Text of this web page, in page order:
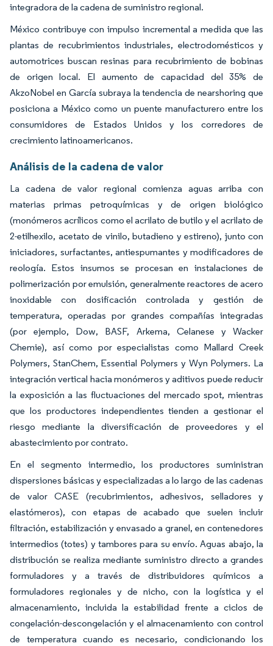
integradora de la cadena de suministro regional.
México contribuye con impulso incremental a medida que las
plantas de recubrimientos industriales, electrodomésticos y
automotrices buscan resinas para recubrimiento de bobinas
de origen local. El aumento de capacidad del 35% de
AkzoNobel en García subraya la tendencia de nearshoring que
posiciona a México como un puente manufacturero entre los
consumidores de Estados Unidos y los corredores de
crecimiento latinoamericanos.
Análisis de la cadena de valor
La cadena de valor regional comienza aguas arriba con
materias primas petroquímicas y de origen biológico
(monómeros acrílicos como el acrilato de butilo y el acrilato de
2-etilhexilo, acetato de vinilo, butadieno y estireno), junto con
iniciadores, surfactantes, antiespumantes y modificadores de
reología. Estos insumos se procesan en instalaciones de
polimerización por emulsión, generalmente reactores de acero
inoxidable con dosificación controlada y gestión de
temperatura, operadas por grandes compañías integradas
(por ejemplo, Dow, BASF, Arkema, Celanese y Wacker
Chemie), así como por especialistas como Mallard Creek
Polymers, StanChem, Essential Polymers y Wyn Polymers. La
integración vertical hacia monómeros y aditivos puede reducir
la exposición a las fluctuaciones del mercado spot, mientras
que los productores independientes tienden a gestionar el
riesgo mediante la diversificación de proveedores y el
abastecimiento por contrato.
En el segmento intermedio, los productores suministran
dispersiones básicas y especializadas a lo largo de las cadenas
de valor CASE (recubrimientos, adhesivos, selladores y
elastómeros), con etapas de acabado que suelen incluir
filtración, estabilización y envasado a granel, en contenedores
intermedios (totes) y tambores para su envío. Aguas abajo, la
distribución se realiza mediante suministro directo a grandes
formuladores y a través de distribuidores químicos a
formuladores regionales y de nicho, con la logística y el
almacenamiento, incluida la estabilidad frente a ciclos de
congelación-descongelación y el almacenamiento con control
de temperatura cuando es necesario, condicionando los